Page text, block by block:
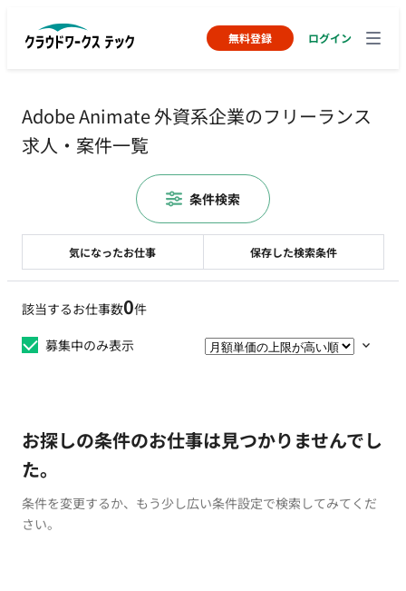
無料登録 ログイン
Adobe Animate 外資系企業のフリーランス
求人・案件一覧
該当するお仕事数0件
募集中のみ表示
お探しの条件のお仕事は見つかりませんでし
た。
条件を変更するか、もう少し広い条件設定で検索してみてくだ
さい。
気になったお仕事 保存した検索条件
条件検索